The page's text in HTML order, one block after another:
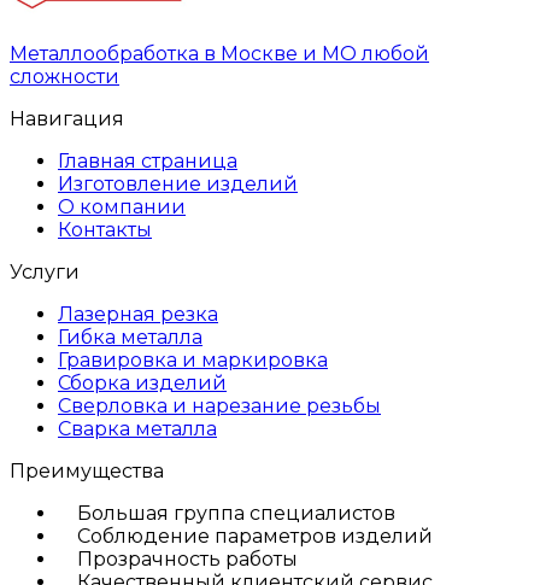
Металлообработка в Москве и МО любой
сложности
Навигация
Главная страница
Изготовление изделий
О компании
Контакты
Услуги
Лазерная резка
Гибка металла
Гравировка и маркировка
Сборка изделий
Сверловка и нарезание резьбы
Сварка металла
Преимущества
Большая группа специалистов
Соблюдение параметров изделий
Прозрачность работы